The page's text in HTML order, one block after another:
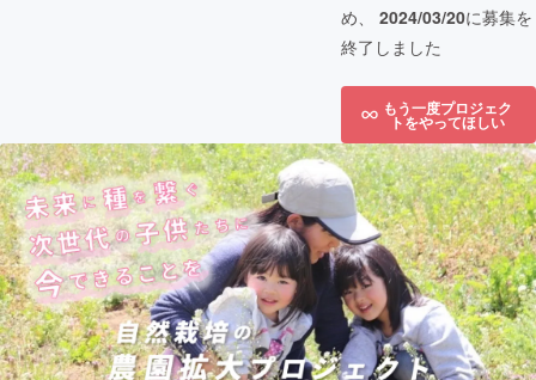
め、 2024/03/20に募集を
終了しました
もう一度プロジェク
トをやってほしい